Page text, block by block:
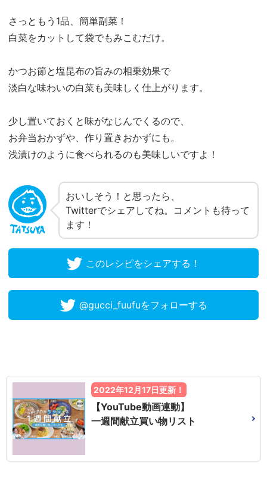
さっともう1品、簡単副菜！
白菜をカットして袋でもみこむだけ。
かつお節と塩昆布の旨みの相乗効果で
淡白な味わいの白菜も美味しく仕上がります。
少し置いておくと味がなじんでくるので、
お弁当おかずや、作り置きおかずにも。
浅漬けのように食べられるのも美味しいですよ！
おいしそう！と思ったら、
Twitterでシェアしてね。コメントも待って
ます！
このレシピをシェアする！
@gucci_fuufuをフォローする
2022年12月17日更新！
【YouTube動画連動】
一週間献立買い物リスト